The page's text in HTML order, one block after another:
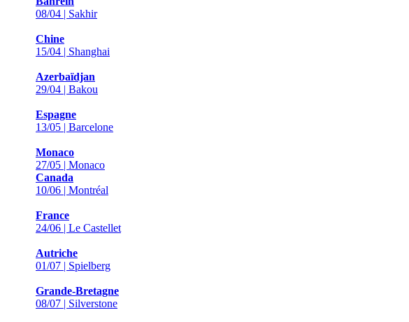
08/04 | Sakhir
Chine
15/04 | Shanghai
Azerbaïdjan
29/04 | Bakou
Espagne
13/05 | Barcelone
Monaco
27/05 | Monaco
Canada
10/06 | Montréal
France
24/06 | Le Castellet
Autriche
01/07 | Spielberg
Grande-Bretagne
08/07 | Silverstone